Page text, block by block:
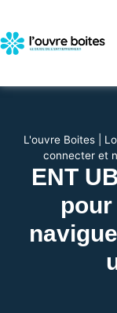
L'ouvre Boites
connecter et
ENT